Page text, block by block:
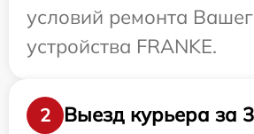
условий ремонта
устройства FRANKE.
2
Выезд курьера за